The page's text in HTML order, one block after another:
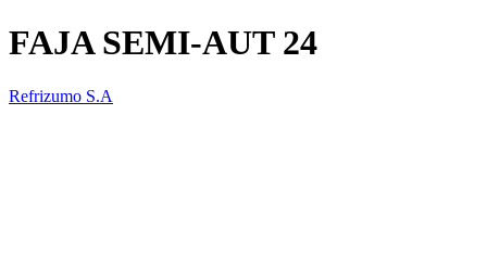
FAJA SEMI-AUT 24
Refrizumo S.A